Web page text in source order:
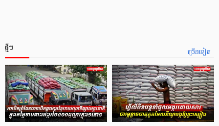
ច្រើនទៀត
ថ្មីៗ